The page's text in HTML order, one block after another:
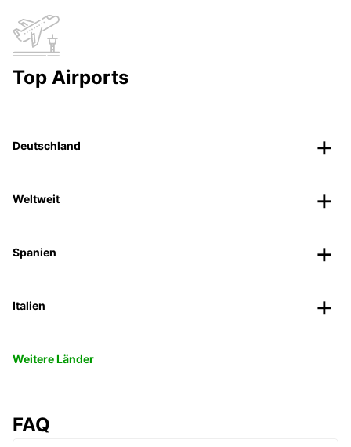
Top Airports
Deutschland
Weltweit
Spanien
Italien
Weitere Länder
FAQ